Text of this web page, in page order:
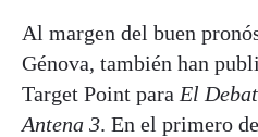
Al margen del buen
Génova, también han
Target Point para El
Antena 3. En el primero